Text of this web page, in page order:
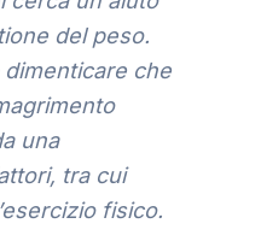
del peso.
che
una
tra cui
fisico.